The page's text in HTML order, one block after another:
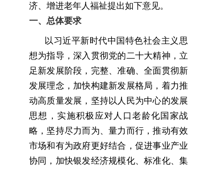
济、增进老年人福祉提出如下意见。
一、总体要求
以习近平新时代中国特色社会主义思
想为指导，深入贯彻党的二十大精神，立
足新发展阶段，完整、准确、全面贯彻新
发展理念，加快构建新发展格局，着力推
动高质量发展，坚持以人民为中心的发展
思想，实施积极应对人口老龄化国家战
略，坚持尽力而为、量力而行，推动有效
市场和有为政府更好结合，促进事业产业
协同，加快银发经济规模化、标准化、集